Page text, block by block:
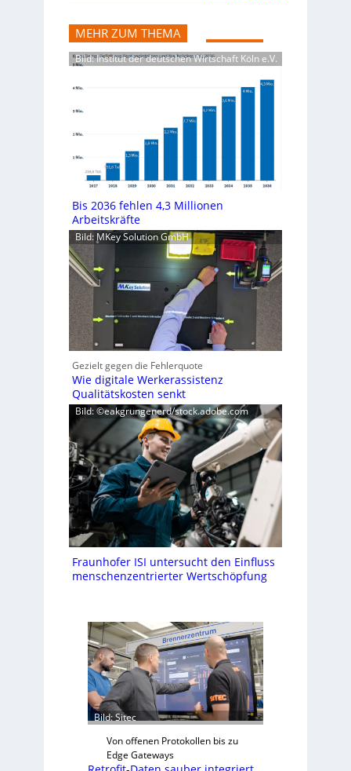
MEHR ZUM THEMA
Bild: Institut der deutschen Wirtschaft Köln e.V.
Bis 2036 fehlen 4,3 Millionen
Arbeitskräfte
Bild: MKey Solution GmbH
Gezielt gegen die Fehlerquote
Wie digitale Werkerassistenz
Qualitätskosten senkt
Bild: ©eakgrungenerd/stock.adobe.com
Fraunhofer ISI untersucht den Einfluss
menschenzentrierter Wertschöpfung
Bild: Sitec
Von offenen Protokollen bis zu
Edge Gateways